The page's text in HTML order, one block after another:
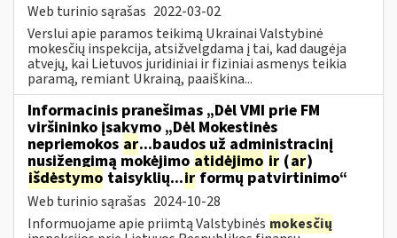
Web turinio sąrašas 2022-03-02
Verslui apie paramos teikimą Ukrainai Valstybinė
mokesčių inspekcija, atsižvelgdama į tai, kad daugėja
atvejų, kai Lietuvos juridiniai ir fiziniai asmenys teikia
paramą, remiant Ukrainą, paaiškina...
Informacinis pranešimas „Dėl VMI prie FM
viršininko įsakymo „Dėl Mokestinės
nepriemokos ar...baudos už administracinį
nusižengimą mokėjimo atidėjimo ir (ar)
išdėstymo taisyklių...irformų patvirtinimo“
Web turinio sąrašas 2024-10-28
Informuojame apie priimtą Valstybinės mokesčių